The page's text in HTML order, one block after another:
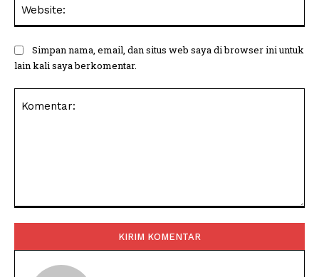
Simpan nama, email, dan situs web saya di browser ini untuk
lain kali saya berkomentar.